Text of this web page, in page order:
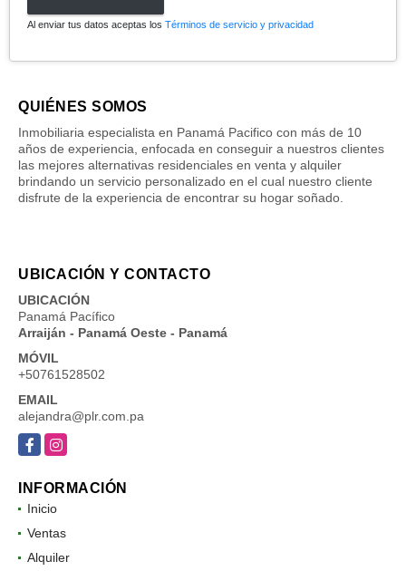
Al enviar tus datos aceptas los Términos de servicio y privacidad
QUIÉNES SOMOS
Inmobiliaria especialista en Panamá Pacifico con más de 10
años de experiencia, enfocada en conseguir a nuestros clientes
las mejores alternativas residenciales en venta y alquiler
brindando un servicio personalizado en el cual nuestro cliente
disfrute de la experiencia de encontrar su hogar soñado.
UBICACIÓN Y CONTACTO
UBICACIÓN
Panamá Pacífico
Arraiján - Panamá Oeste - Panamá
MÓVIL
+50761528502
EMAIL
alejandra@plr.com.pa
FacebookInstagram
INFORMACIÓN
Inicio
Ventas
Alquiler